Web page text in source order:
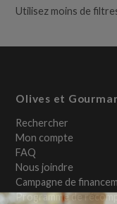
Utilisez moins de
Olives et
Rechercher
Mon compte
FAQ
Nous joindre
Campagne de
Programme de